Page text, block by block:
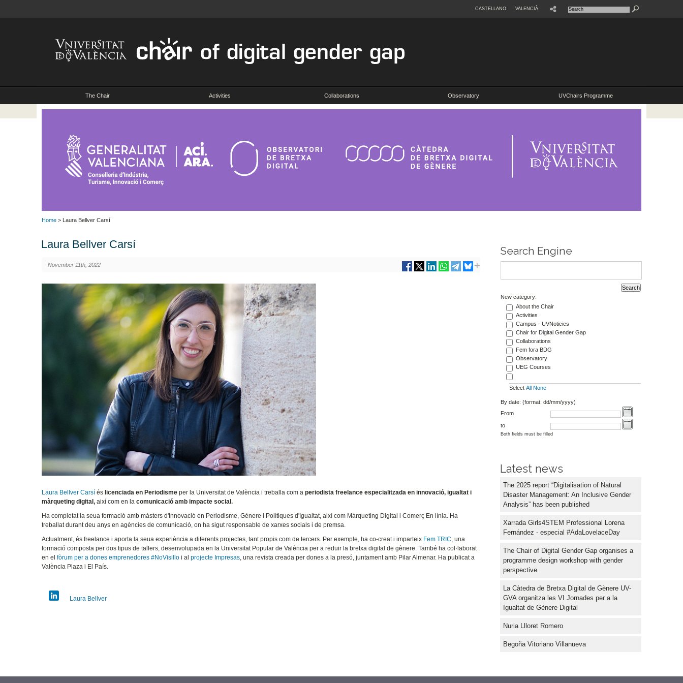
CASTELLANO VALENCIÀ
The Chair Activities Collaborations Observatory UVChairs Programme
Home > Laura Bellver Carsí
Laura Bellver Carsí
November 11th, 2022
Laura Bellver Carsíés licenciada en Periodisme per la Universitat de València i treballa com a periodista freelance especialitzada en innovació, igualtat i
màrqueting digital,així com en lacomunicació amb impacte social.
Ha completat la seua formació amb màsters d'Innovació en Periodisme, Gènere i Polítiques d'Igualtat, així com Màrqueting Digital i Comerç En línia. Ha
treballat durant deu anys en agències de comunicació, on ha sigut responsable de xarxes socials i de premsa.
Actualment, és freelance i aporta la seua experiència a diferents projectes, tant propis com de tercers. Per exemple, ha co-creat i imparteix Fem TRIC, una
formació composta per dos tipus de tallers, desenvolupada en la Universitat Popular de València per a reduir la bretxa digital de gènere. També ha col·laborat
en elfòrum per a dones emprenedores #NoVisillo i alprojecte Impresas, una revista creada per dones a la presó, juntament amb Pilar Almenar. Ha publicat a
València Plaza i El País.
Laura Bellver
Search Engine
New category:
About the Chair
Activities
Campus - UVNoticies
Chair for Digital Gender Gap
Collaborations
Fem fora BDG
Observatory
UEG Courses
Select All None
By date: (format: dd/mm/yyyy)
From
to
Both fields must be filled
Latest news
The 2025 report “Digitalisation of Natural
Disaster Management: An Inclusive Gender
Analysis” has been published
Xarrada Girls4STEM Professional Lorena
Fernández - especial #AdaLovelaceDay
The Chair of Digital Gender Gap organises a
programme design workshop with gender
perspective
La Càtedra de Bretxa Digital de Gènere UV-
GVA organitza les VI Jornades per a la
Igualtat de Gènere Digital
Nuria Llloret Romero
Begoña Vitoriano Villanueva